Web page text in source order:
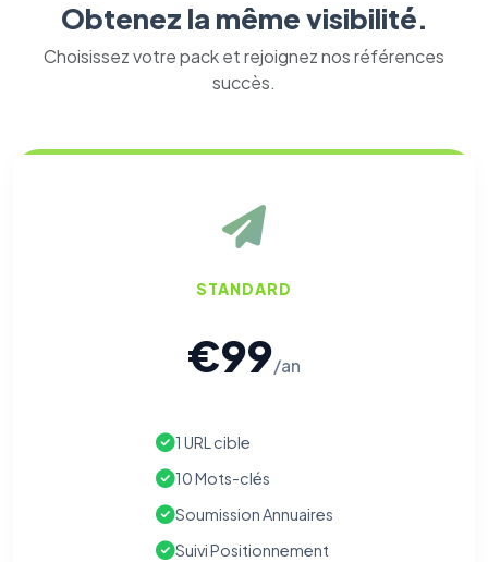
Obtenez la même visibilité.
Choisissez votre pack et rejoignez nos références
succès.
STANDARD
€99/an
1 URL cible
10 Mots-clés
Soumission Annuaires
Suivi Positionnement